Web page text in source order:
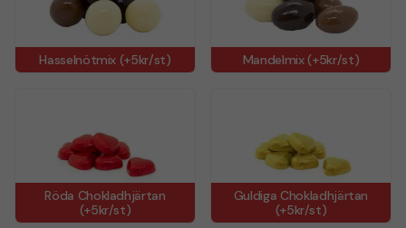
Hasselnötmix (+5kr/st) Mandelmix (+5kr/st)
Röda Chokladhjärtan
(+5kr/st)
Guldiga Chokladhjärtan
(+5kr/st)